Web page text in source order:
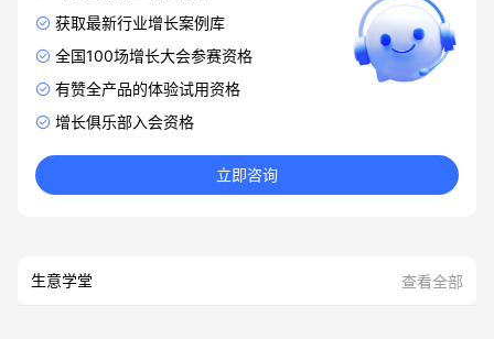
获取最新行业增长案例库
全国100场增长大会参赛资格
有赞全产品的体验试用资格
增长俱乐部入会资格
立即咨询
生意学堂 查看全部